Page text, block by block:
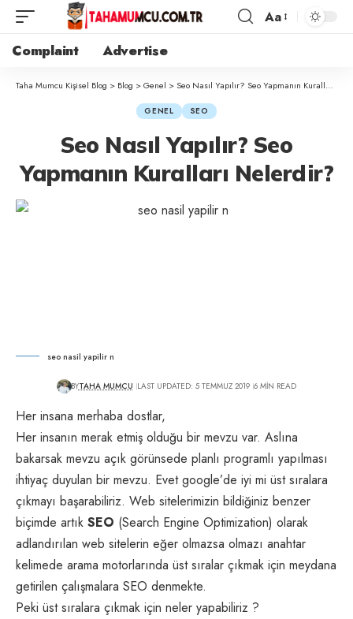
Aa
Complaint Advertise
Taha Mumcu Kişisel Blog > Blog >Genel > Seo Nasıl Yapılır? Seo Yapmanın Kuralları Nelerdir?
GENEL SEO
Seo Nasıl Yapılır? Seo
Yapmanın Kuralları Nelerdir?
seo nasil yapilir n
BYTAHA MUMCU LAST UPDATED: 5 TEMMUZ 2019 6 MIN READ
Her insana merhaba dostlar,
Her insanın merak etmiş olduğu bir mevzu var. Aslına
bakarsak mevzu açık görünsede planlı programlı yapılması
ihtiyaç duyulan bir mevzu. Evet google’de iyi mi üst sıralara
çıkmayı başarabiliriz. Web sitelerimizin bildiğiniz benzer
biçimde artık SEO (Search Engine Optimization) olarak
adlandırılan web sitelerin eğer olmazsa olmazı anahtar
kelimede arama motorlarında üst sıralar çıkmak için meydana
getirilen çalışmalara SEO denmekte.
Peki üst sıralara çıkmak için neler yapabiliriz ?